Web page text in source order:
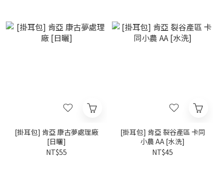
[掛耳包] 肯亞 康古夢處理廠
[日曬]
NT$55
[掛耳包] 肯亞 裂谷產區 卡同
小農 AA [水洗]
NT$45